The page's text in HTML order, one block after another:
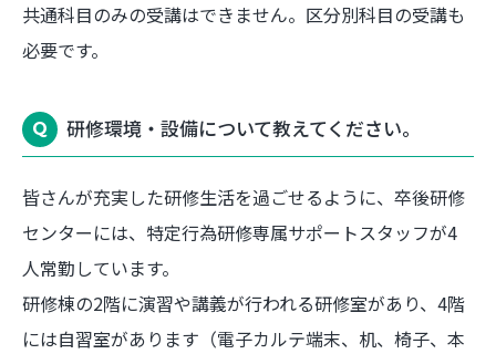
共通科目のみの受講はできません。区分別科目の受講も
必要です。
研修環境・設備について教えてください。
皆さんが充実した研修生活を過ごせるように、卒後研修
センターには、特定行為研修専属サポートスタッフが4
人常勤しています。
研修棟の2階に演習や講義が行われる研修室があり、4階
には自習室があります（電子カルテ端末、机、椅子、本